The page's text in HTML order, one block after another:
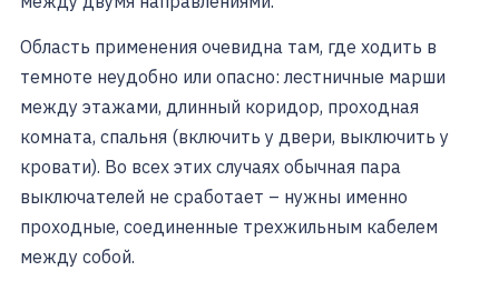
Область применения очевидна там, где ходить в
темноте неудобно или опасно: лестничные марши
между этажами, длинный коридор, проходная
комната, спальня (включить у двери, выключить у
кровати). Во всех этих случаях обычная пара
выключателей не сработает – нужны именно
проходные, соединенные трехжильным кабелем
между собой.